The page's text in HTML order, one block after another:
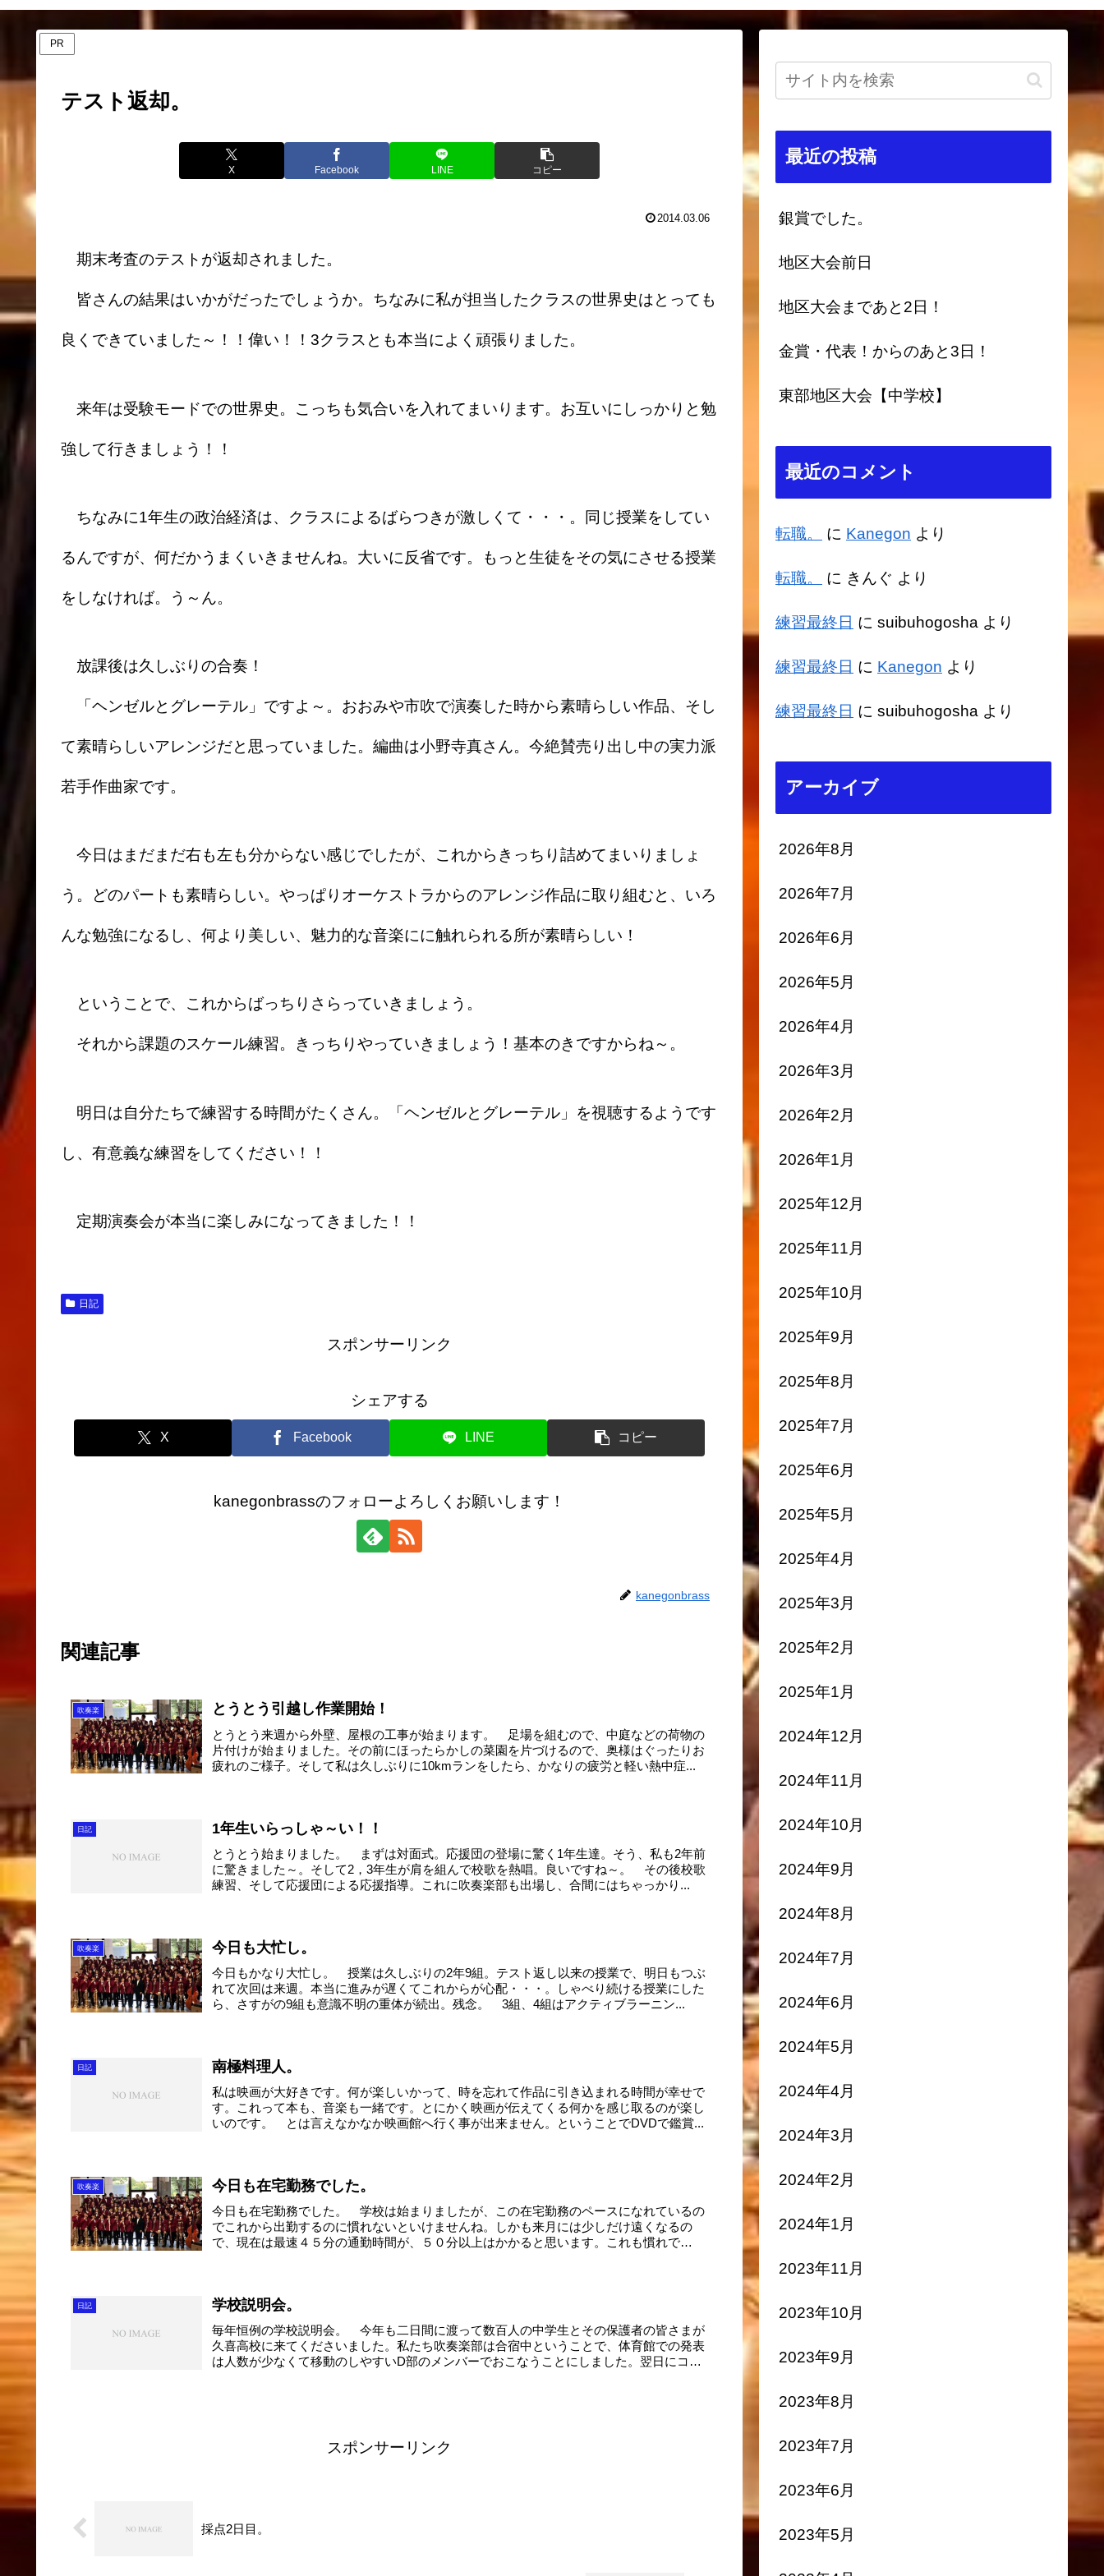
PR
テスト返却。
X Facebook LINE コピー
2014.03.06
期末考査のテストが返却されました。
皆さんの結果はいかがだったでしょうか。ちなみに私が担当したクラスの世界史はとっても
良くできていました～！！偉い！！3クラスとも本当によく頑張りました。
来年は受験モードでの世界史。こっちも気合いを入れてまいります。お互いにしっかりと勉
強して行きましょう！！
ちなみに1年生の政治経済は、クラスによるばらつきが激しくて・・・。同じ授業をしてい
るんですが、何だかうまくいきませんね。大いに反省です。もっと生徒をその気にさせる授業
をしなければ。う～ん。
放課後は久しぶりの合奏！
「ヘンゼルとグレーテル」ですよ～。おおみや市吹で演奏した時から素晴らしい作品、そし
て素晴らしいアレンジだと思っていました。編曲は小野寺真さん。今絶賛売り出し中の実力派
若手作曲家です。
今日はまだまだ右も左も分からない感じでしたが、これからきっちり詰めてまいりましょ
う。どのパートも素晴らしい。やっぱりオーケストラからのアレンジ作品に取り組むと、いろ
んな勉強になるし、何より美しい、魅力的な音楽にに触れられる所が素晴らしい！
ということで、これからばっちりさらっていきましょう。
それから課題のスケール練習。きっちりやっていきましょう！基本のきですからね～。
明日は自分たちで練習する時間がたくさん。「ヘンゼルとグレーテル」を視聴するようです
し、有意義な練習をしてください！！
定期演奏会が本当に楽しみになってきました！！
日記
スポンサーリンク
シェアする
X Facebook LINE コピー
kanegonbrassのフォローよろしくお願いします！
kanegonbrass
関連記事
吹奏楽 とうとう引越し作業開始！
とうとう来週から外壁、屋根の工事が始まります。 足場を組むので、中庭などの荷物の
片付けが始まりました。その前にほったらかしの菜園を片づけるので、奥様はぐったりお
疲れのご様子。そして私は久しぶりに10kmランをしたら、かなりの疲労と軽い熱中症...
日記 1年生いらっしゃ～い！！
とうとう始まりました。 まずは対面式。応援団の登場に驚く1年生達。そう、私も2年前
に驚きました～。そして2，3年生が肩を組んで校歌を熱唱。良いですね～。 その後校歌
練習、そして応援団による応援指導。これに吹奏楽部も出場し、合間にはちゃっかり...
吹奏楽 今日も大忙し。
今日もかなり大忙し。 授業は久しぶりの2年9組。テスト返し以来の授業で、明日もつぶ
れて次回は来週。本当に進みが遅くてこれからが心配・・・。しゃべり続ける授業にした
ら、さすがの9組も意識不明の重体が続出。残念。 3組、4組はアクティブラーニン...
日記 南極料理人。
私は映画が大好きです。何が楽しいかって、時を忘れて作品に引き込まれる時間が幸せで
す。これって本も、音楽も一緒です。とにかく映画が伝えてくる何かを感じ取るのが楽し
いのです。 とは言えなかなか映画館へ行く事が出来ません。ということでDVDで鑑賞...
吹奏楽 今日も在宅勤務でした。
今日も在宅勤務でした。 学校は始まりましたが、この在宅勤務のペースになれているの
でこれから出勤するのに慣れないといけませんね。しかも来月には少しだけ遠くなるの
で、現在は最速４５分の通勤時間が、５０分以上はかかると思います。これも慣れで
日記 学校説明会。
毎年恒例の学校説明会。 今年も二日間に渡って数百人の中学生とその保護者の皆さまが
久喜高校に来てくださいました。私たち吹奏楽部は合宿中ということで、体育館での発表
は人数が少なくて移動のしやすいD部のメンバーでおこなうことにしました。翌日にコ
スポンサーリンク
採点2日目。
最近の投稿
銀賞でした。
地区大会前日
地区大会まであと2日！
金賞・代表！からのあと3日！
東部地区大会【中学校】
最近のコメント
転職。 に Kanegon より
転職。 に きんぐ より
練習最終日 に suibuhogosha より
練習最終日 に Kanegon より
練習最終日 に suibuhogosha より
アーカイブ
2026年8月
2026年7月
2026年6月
2026年5月
2026年4月
2026年3月
2026年2月
2026年1月
2025年12月
2025年11月
2025年10月
2025年9月
2025年8月
2025年7月
2025年6月
2025年5月
2025年4月
2025年3月
2025年2月
2025年1月
2024年12月
2024年11月
2024年10月
2024年9月
2024年8月
2024年7月
2024年6月
2024年5月
2024年4月
2024年3月
2024年2月
2024年1月
2023年11月
2023年10月
2023年9月
2023年8月
2023年7月
2023年6月
2023年5月